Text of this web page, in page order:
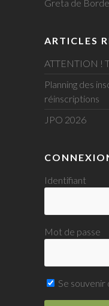
Greta de
ARTICLES
ATTENTION !
Planning des
réinscriptions
JPO 2026
Identifiant
Mot de passe
Se souvenir